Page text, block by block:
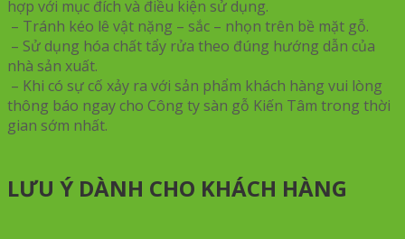
hợp với mục đích và điều kiện sử dụng.
– Tránh kéo lê vật nặng – sắc – nhọn trên bề mặt gỗ.
– Sử dụng hóa chất tẩy rửa theo đúng hướng dẫn của
nhà sản xuất.
– Khi có sự cố xảy ra với sản phẩm khách hàng vui lòng
thông báo ngay cho Công ty sàn gỗ Kiến Tâm trong thời
gian sớm nhất.
LƯU Ý DÀNH CHO KHÁCH HÀNG